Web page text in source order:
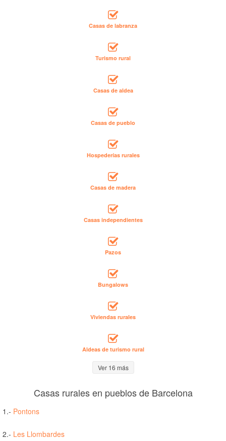
Casas de labranza
Turismo rural
Casas de aldea
Casas de pueblo
Hospederías rurales
Casas de madera
Casas independientes
Pazos
Bungalows
Viviendas rurales
Aldeas de turismo rural
Ver 16 más
Casas rurales en pueblos de Barcelona
1.- Pontons
2.- Les Llombardes